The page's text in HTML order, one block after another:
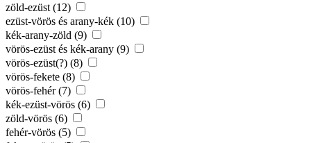
zöld-ezüst (12)
ezüst-vörös és arany-kék (10)
kék-arany-zöld (9)
vörös-ezüst és kék-arany (9)
vörös-ezüst(?) (8)
vörös-fekete (8)
vörös-fehér (7)
kék-ezüst-vörös (6)
zöld-vörös (6)
fehér-vörös (5)